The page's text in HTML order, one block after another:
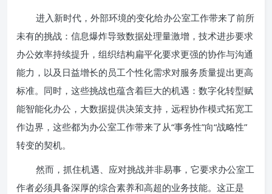
进入新时代，外部环境的变化给办公室工作带来了前所
未有的挑战：信息爆炸导致数据处理量激增，技术进步要求
办公效率持续提升，组织结构扁平化要求更强的协作与沟通
能力，以及日益增长的员工个性化需求对服务质量提出更高
标准。同时，这些挑战也蕴含着巨大的机遇：数字化转型赋
能智能化办公，大数据提供决策支持，远程协作模式拓宽工
作边界，这些都为办公室工作带来了从“事务性”向“战略性”
转变的契机。
然而，抓住机遇、应对挑战并非易事，它要求办公室工
作者必须具备深厚的综合素养和高超的业务技能。这正是